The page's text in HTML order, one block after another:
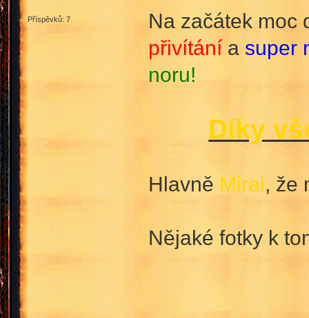
Příspěvků: 7
Na začátek moc
přivítánía super
noru!
Díky
Hlavně Mirai, že
Nějaké fotky k